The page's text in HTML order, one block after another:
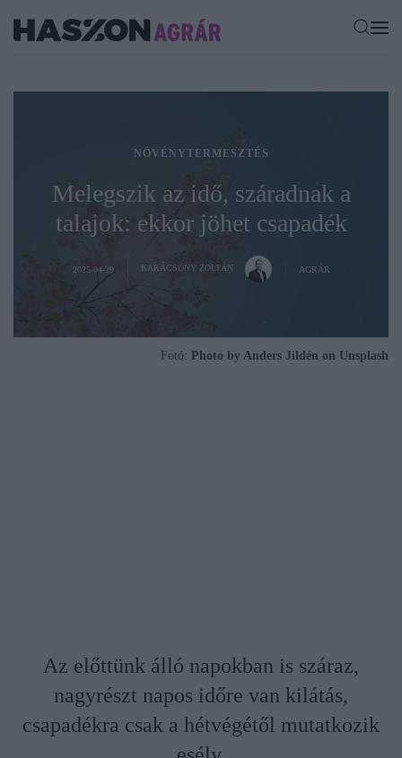
NÖVÉNYTERMESZTÉS
Melegszik az idő, száradnak a
talajok: ekkor jöhet csapadék
2025-04-29 KARÁCSONY ZOLTÁN AGRÁR
Fotó: Photo by Anders Jildén on Unsplash
Az előttünk álló napokban is száraz,
nagyrészt napos időre van kilátás,
csapadékra csak a hétvégétől mutatkozik